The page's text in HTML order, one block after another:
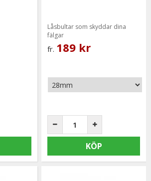
Låsbultar som skyddar dina
fälgar
fr. 189 kr
KÖP